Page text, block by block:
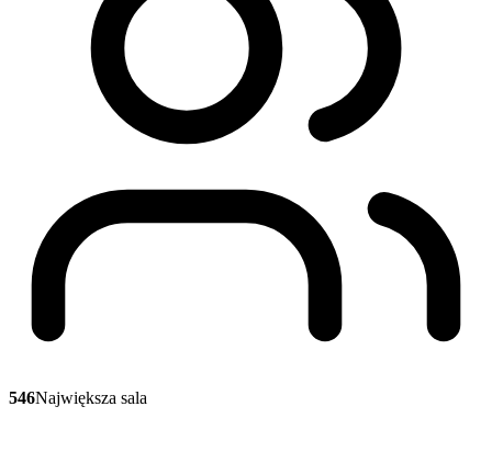
546Największa sala